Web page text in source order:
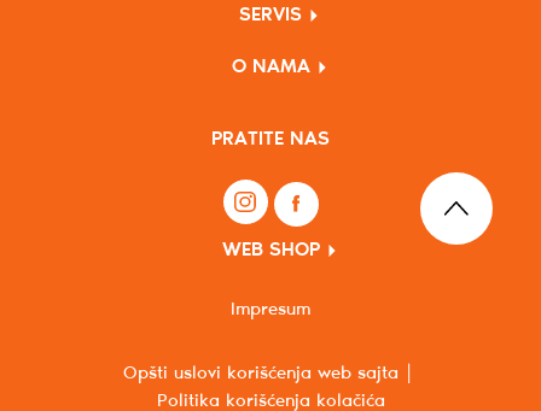
SERVIS
O NAMA
PRATITE NAS
WEB SHOP
Opšti uslovi korišćenja web sajta
Politika korišćenja kolačića
Impresum